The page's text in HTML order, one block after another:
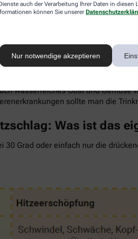
auch der Verarbeitung Ihrer Daten in diesen
können Sie unserer
Nur notwendige akzeptieren
durch Schwitzen
und
Organen zusetzt. So kann
Zwei bis drei Liter täglich
wasserreiches Obst und Gemüse
sollte man die
Was ist das
Grad oder einfach nur die